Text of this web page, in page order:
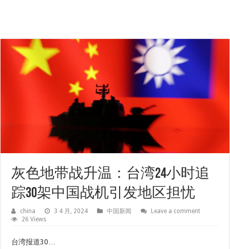
灰色地带战升温：台湾24小时追
踪30架中国战机引发地区担忧
china 3 4 月, 2024 中国新闻
Leave a comment
26 Views
台湾报道30…